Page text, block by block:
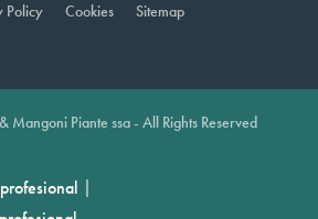
Policy Cookies Sitemap
Piante ssa - All Rights Reserved
|